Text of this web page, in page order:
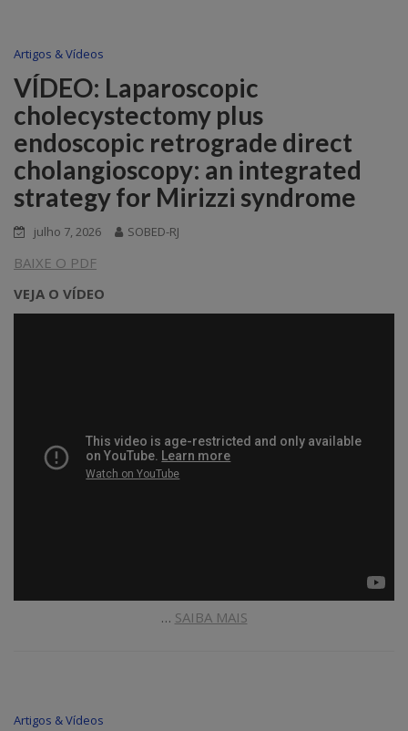
Artigos & Vídeos
VÍDEO: Laparoscopic
cholecystectomy plus
endoscopic retrograde direct
cholangioscopy: an integrated
strategy for Mirizzi syndrome
julho 7, 2026 SOBED-RJ
BAIXE O PDF
VEJA O VÍDEO
… SAIBA MAIS
Artigos & Vídeos